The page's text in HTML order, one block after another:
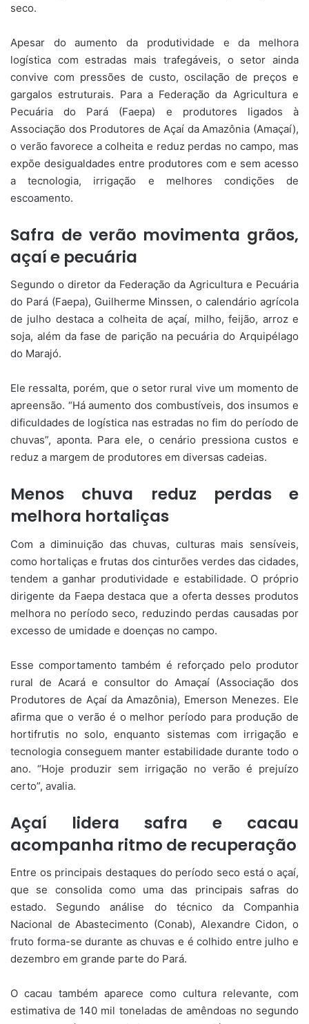
seco.
Apesar do aumento da produtividade e da melhora
logística com estradas mais trafegáveis, o setor ainda
convive com pressões de custo, oscilação de preços e
gargalos estruturais. Para a Federação da Agricultura e
Pecuária do Pará (Faepa) e produtores ligados à
Associação dos Produtores de Açaí da Amazônia (Amaçaí),
o verão favorece a colheita e reduz perdas no campo, mas
expõe desigualdades entre produtores com e sem acesso
a tecnologia, irrigação e melhores condições de
escoamento.
Safra de verão movimenta grãos,
açaí e pecuária
Segundo o diretor da Federação da Agricultura e Pecuária
do Pará (Faepa), Guilherme Minssen, o calendário agrícola
de julho destaca a colheita de açaí, milho, feijão, arroz e
soja, além da fase de parição na pecuária do Arquipélago
do Marajó.
Ele ressalta, porém, que o setor rural vive um momento de
apreensão. “Há aumento dos combustíveis, dos insumos e
dificuldades de logística nas estradas no fim do período de
chuvas”, aponta. Para ele, o cenário pressiona custos e
reduz a margem de produtores em diversas cadeias.
Menos chuva reduz perdas e
melhora hortaliças
Com a diminuição das chuvas, culturas mais sensíveis,
como hortaliças e frutas dos cinturões verdes das cidades,
tendem a ganhar produtividade e estabilidade. O próprio
dirigente da Faepa destaca que a oferta desses produtos
melhora no período seco, reduzindo perdas causadas por
excesso de umidade e doenças no campo.
Esse comportamento também é reforçado pelo produtor
rural de Acará e consultor do Amaçaí (Associação dos
Produtores de Açaí da Amazônia), Emerson Menezes. Ele
afirma que o verão é o melhor período para produção de
hortifrutis no solo, enquanto sistemas com irrigação e
tecnologia conseguem manter estabilidade durante todo o
ano. “Hoje produzir sem irrigação no verão é prejuízo
certo”, avalia.
Açaí lidera safra e cacau
acompanha ritmo de recuperação
Entre os principais destaques do período seco está o açaí,
que se consolida como uma das principais safras do
estado. Segundo análise do técnico da Companhia
Nacional de Abastecimento (Conab), Alexandre Cidon, o
fruto forma-se durante as chuvas e é colhido entre julho e
dezembro em grande parte do Pará.
O cacau também aparece como cultura relevante, com
estimativa de 140 mil toneladas de amêndoas no segundo